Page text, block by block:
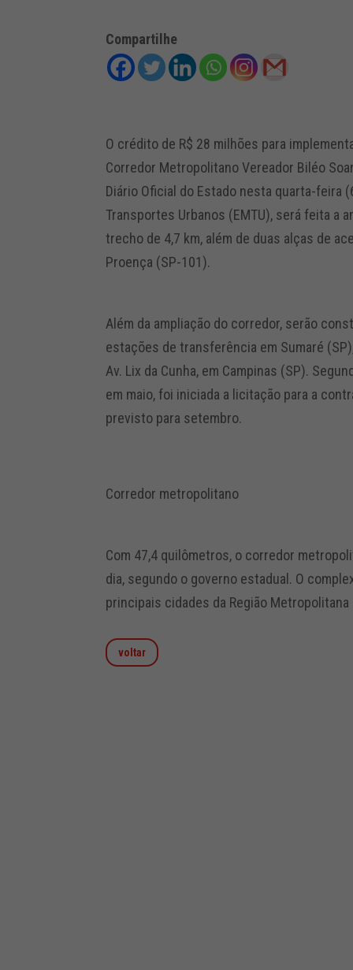
Compartilhe
O crédito de R$ 28 milhões para
Corredor Metropolitano Vereador Biléo
Diário Oficial do Estado nesta quarta-feira
Transportes Urbanos (EMTU), será feita a
trecho de 4,7 km, além de duas alças de
Proença (SP-101).
Além da ampliação do corredor, serão
estações de transferência em Sumaré
Av. Lix da Cunha, em Campinas (SP).
em maio, foi iniciada a licitação para a
previsto para setembro.
Corredor metropolitano
Com 47,4 quilômetros, o corredor
dia, segundo o governo estadual. O
principais cidades da Região Metropolitana
voltar